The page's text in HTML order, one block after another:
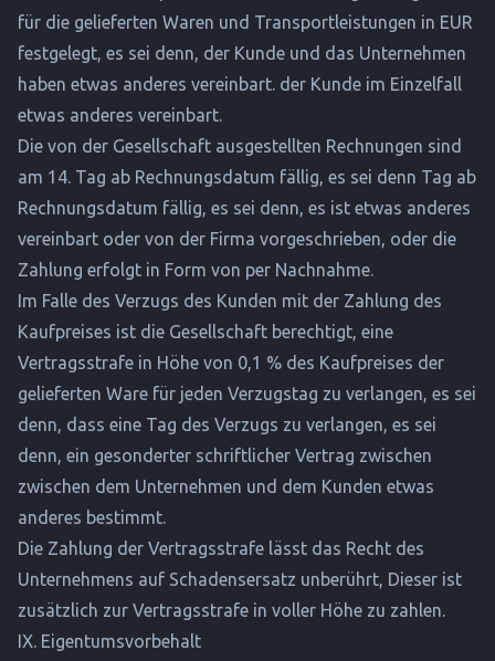
für die gelieferten Waren und Transportleistungen in EUR
festgelegt, es sei denn, der Kunde und das Unternehmen
haben etwas anderes vereinbart. der Kunde im Einzelfall
etwas anderes vereinbart.
Die von der Gesellschaft ausgestellten Rechnungen sind
am 14. Tag ab Rechnungsdatum fällig, es sei denn Tag ab
Rechnungsdatum fällig, es sei denn, es ist etwas anderes
vereinbart oder von der Firma vorgeschrieben, oder die
Zahlung erfolgt in Form von per Nachnahme.
Im Falle des Verzugs des Kunden mit der Zahlung des
Kaufpreises ist die Gesellschaft berechtigt, eine
Vertragsstrafe in Höhe von 0,1 % des Kaufpreises der
gelieferten Ware für jeden Verzugstag zu verlangen, es sei
denn, dass eine Tag des Verzugs zu verlangen, es sei
denn, ein gesonderter schriftlicher Vertrag zwischen
zwischen dem Unternehmen und dem Kunden etwas
anderes bestimmt.
Die Zahlung der Vertragsstrafe lässt das Recht des
Unternehmens auf Schadensersatz unberührt, Dieser ist
zusätzlich zur Vertragsstrafe in voller Höhe zu zahlen.
IX. Eigentumsvorbehalt